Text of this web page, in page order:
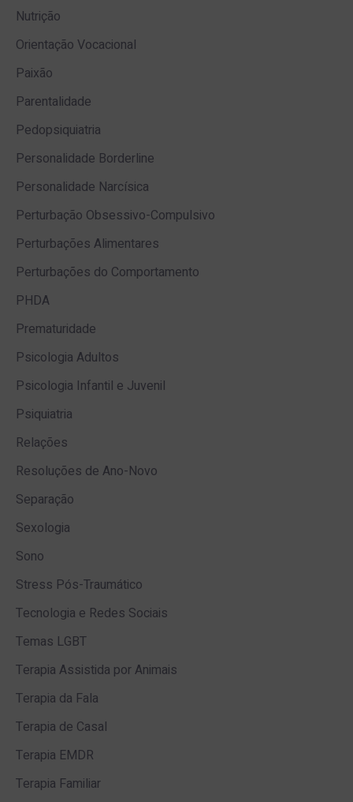
Nutrição
Orientação Vocacional
Paixão
Parentalidade
Pedopsiquiatria
Personalidade Borderline
Personalidade Narcísica
Perturbação Obsessivo-Compulsivo
Perturbações Alimentares
Perturbações do Comportamento
PHDA
Prematuridade
Psicologia Adultos
Psicologia Infantil e Juvenil
Psiquiatria
Relações
Resoluções de Ano-Novo
Separação
Sexologia
Sono
Stress Pós-Traumático
Tecnologia e Redes Sociais
Temas LGBT
Terapia Assistida por Animais
Terapia da Fala
Terapia de Casal
Terapia EMDR
Terapia Familiar